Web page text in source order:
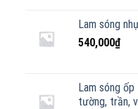
Lam sóng
540,000₫
Lam sóng
tường, trần,